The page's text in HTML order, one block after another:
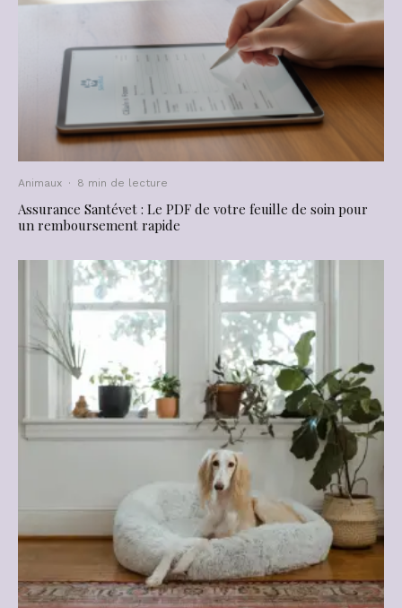
Animaux · 8 min de lecture
Assurance Santévet : Le PDF de votre feuille de soin pour
un remboursement rapide